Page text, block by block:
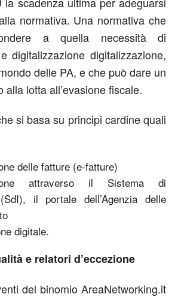
normativa. Una normativa che
a quella necessità di
digitalizzazione digitalizzazione,
delle PA, e che può dare un
alla lotta all’evasione fiscale.
si basa su principi cardine quali
delle fatture (e-fatture)
attraverso il Sistema di
il portale dell’Agenzia delle
digitale.
e relatori d’eccezione
del binomio AreaNetworking.it